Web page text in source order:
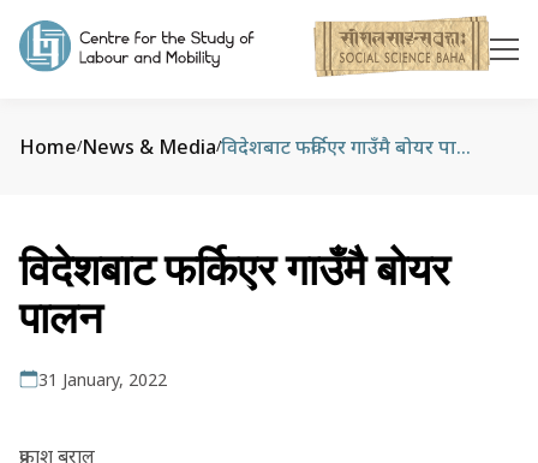
Home/News & Media/ विदेशबाट फर्किएर गाउँमै बोयर पालन
विदेशबाट फर्किएर गाउँमै बोयर
पालन
31 January, 2022
प्रकाश बराल